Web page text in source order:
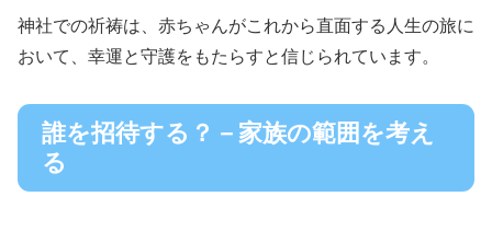
神社での祈祷は、赤ちゃんがこれから直面する人生の旅に
おいて、幸運と守護をもたらすと信じられています。
誰を招待する？－家族の範囲を考え
る